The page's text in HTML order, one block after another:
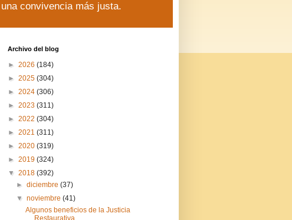
convivencia más justa.
Archivo del blog
► 2026 (184)
► 2025 (304)
► 2024 (306)
► 2023 (311)
► 2022 (304)
► 2021 (311)
► 2020 (319)
► 2019 (324)
▼ 2018 (392)
►diciembre(37)
▼noviembre(41)
Algunos beneficios de la Justicia